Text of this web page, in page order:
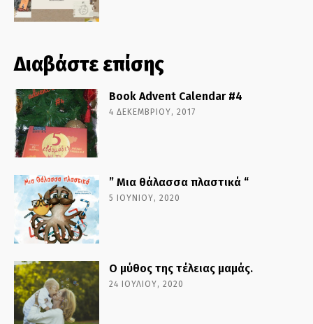
Διαβάστε επίσης
Book Advent Calendar #4
4 ΔΕΚΕΜΒΡΊΟΥ, 2017
” Μια θάλασσα πλαστικά “
5 ΙΟΥΝΊΟΥ, 2020
Ο μύθος της τέλειας μαμάς.
24 ΙΟΥΛΊΟΥ, 2020